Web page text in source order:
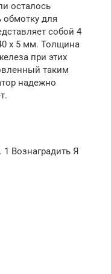
осталось
обмотку для
собой 4
х 5 мм. Толщина
при этих
таким
надежно
Вознаградить Я